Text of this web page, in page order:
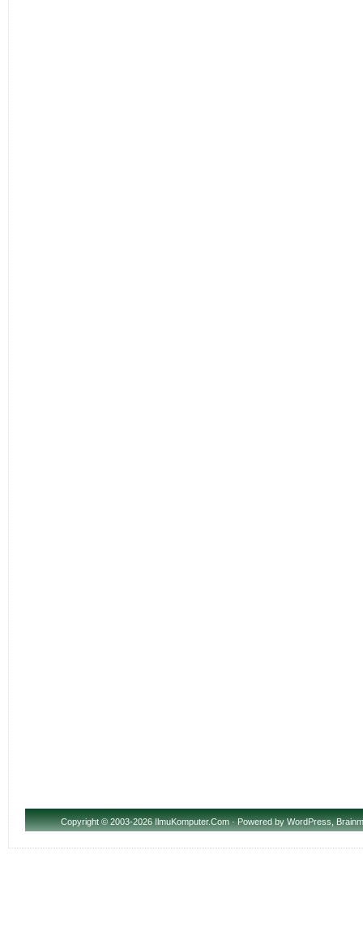
Copyright© 2003-2026 IlmuKomputer.Com · Powered byWordPress,